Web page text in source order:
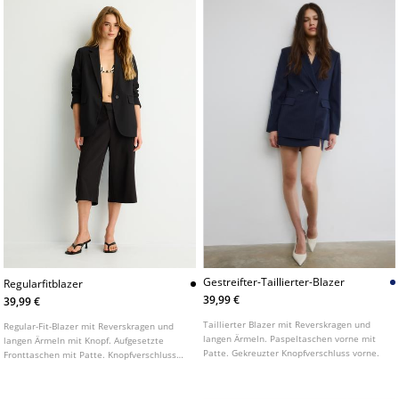
Regularfitblazer
39,99 €
Regular-Fit-Blazer mit Reverskragen und
langen Ärmeln mit Knopf. Aufgesetzte
Fronttaschen mit Patte. Knopfverschluss
Gestreifter-Taillierter-Blazer
39,99 €
Taillierter Blazer mit Reverskragen und
langen Ärmeln. Paspeltaschen vorne mit
Patte. Gekreuzter Knopfverschluss vorne.